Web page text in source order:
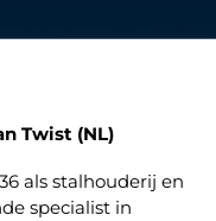
Twist (NL)
als stalhouderij en
specialist in